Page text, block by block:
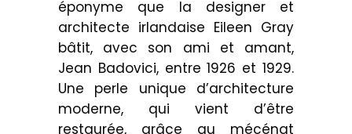
éponyme que la designer et
architecte irlandaise Eileen Gray
bâtit, avec son ami et amant,
Jean Badovici, entre 1926 et 1929.
Une perle unique d’architecture
moderne, qui vient d’être
restaurée, grâce au mécénat